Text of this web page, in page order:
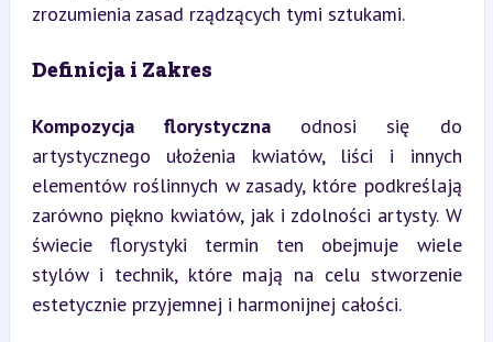
zrozumienia zasad rządzących tymi sztukami.
Definicja i Zakres
Kompozycja florystyczna odnosi się do
artystycznego ułożenia kwiatów, liści i innych
elementów roślinnych w zasady, które podkreślają
zarówno piękno kwiatów, jak i zdolności artysty. W
świecie florystyki termin ten obejmuje wiele
stylów i technik, które mają na celu stworzenie
estetycznie przyjemnej i harmonijnej całości.